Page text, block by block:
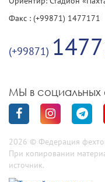
Факс : (+99871) 1477171
(+99871)
МЫ в социальных
2026 © Федерация
При копировании
источник.